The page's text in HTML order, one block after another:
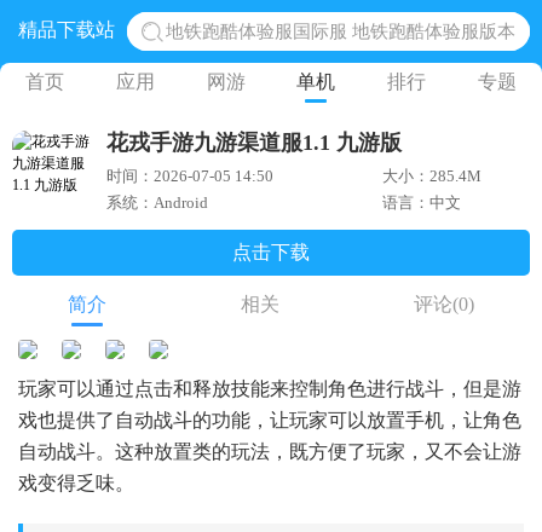
精品下载站
网易光遇手游正版 点亮星空共庆周年
黎明觉醒生机腾讯正版 黎明觉醒生机国际服
蛋仔派对下载 蛋仔派对体验服
奥特曼王者传奇 正版奥特曼游戏
首页 应用 网游 单机 排行 专题
花戎手游九游渠道服1.1 九游版
时间：2026-07-05 14:50
大小：285.4M
系统：Android
语言：中文
点击下载
简介 相关 评论(0)
玩家可以通过点击和释放技能来控制角色进行战斗，但是游
戏也提供了自动战斗的功能，让玩家可以放置手机，让角色
自动战斗。这种放置类的玩法，既方便了玩家，又不会让游
戏变得乏味。